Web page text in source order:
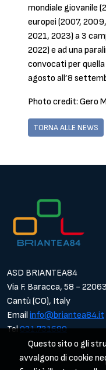
mondiale giovanile
europei (2007,
2021, 2023) a 3
2022) e ad una
convocati per
agosto all’8
Photo credit: Gero
TORNA ALLE NEWS
ASD BRIANTEA84
Via F. Baracca, 58 - 22063
Cantù (CO), Italy
Email info@briantea84.it
Tel031.731680
Questo sito o gli
avvalgono di cookie